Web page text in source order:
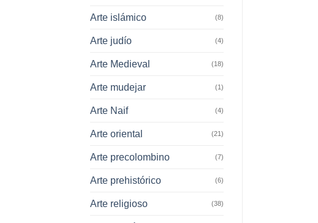
Arte islámico (8)
Arte judío (4)
Arte Medieval (18)
Arte mudejar (1)
Arte Naif (4)
Arte oriental (21)
Arte precolombino (7)
Arte prehistórico (6)
Arte religioso (38)